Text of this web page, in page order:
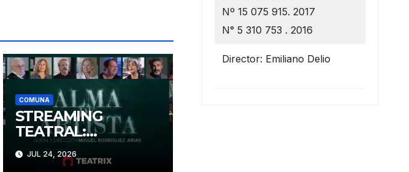
COMUNA
STREAMING
TEATRAL:
ANUNCIAN
NOVEDADES
JUL 24, 2026
Nº 15 075 915. 2017
N° 5 310 753 . 2016
Director: Emiliano Delio